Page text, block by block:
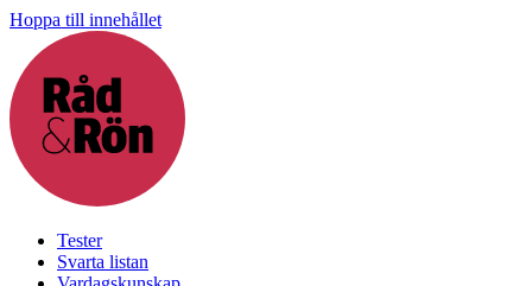
Hoppa till innehållet
Tester
Svarta listan